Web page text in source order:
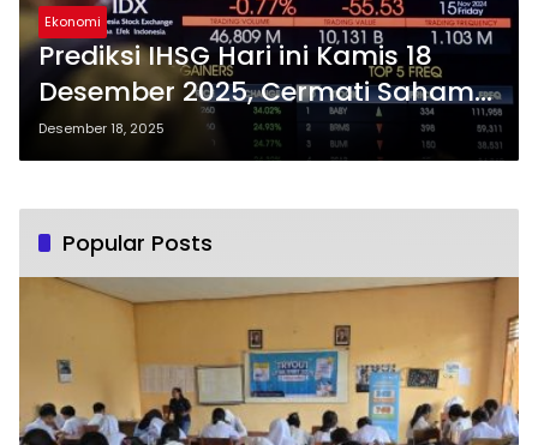
Ekonomi
Prediksi IHSG Hari ini Kamis 18
Desember 2025, Cermati Saham
Rekomendasi Analis
Desember 18, 2025
Popular Posts